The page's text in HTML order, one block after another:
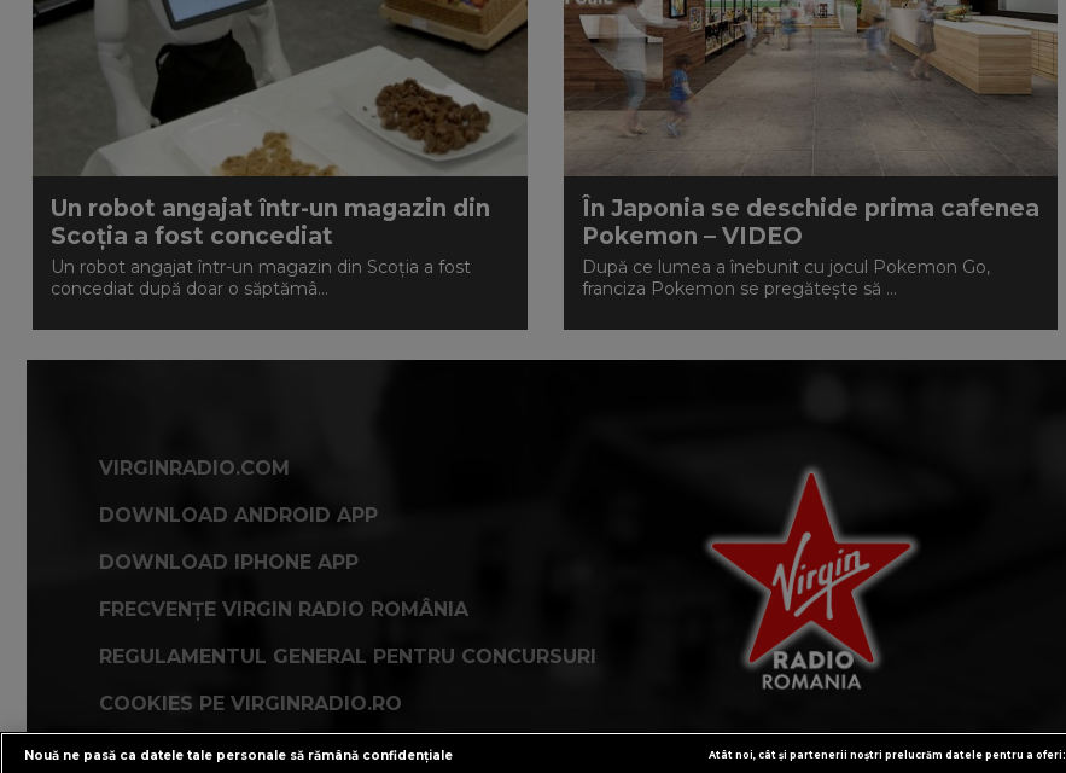
Un robot angajat într-un magazin din
Scoția a fost concediat
Un robot angajat într-un magazin din Scoția a fost
concediat după doar o săptămâ...
În Japonia se deschide prima cafenea
Pokemon – VIDEO
După ce lumea a înebunit cu jocul Pokemon Go,
franciza Pokemon se pregătește să ...
VIRGINRADIO.COM
DOWNLOAD ANDROID APP
DOWNLOAD IPHONE APP
FRECVENȚE VIRGIN RADIO ROMÂNIA
REGULAMENTUL GENERAL PENTRU CONCURSURI
COOKIES PE VIRGINRADIO.RO
Nouă ne pasă ca datele tale personale să rămână confidențiale Atât noi, cât și partenerii noștri prelucrăm datele pentru a oferi: